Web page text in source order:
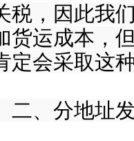
税，因此我
货运成本，
定会采取这
、分地址